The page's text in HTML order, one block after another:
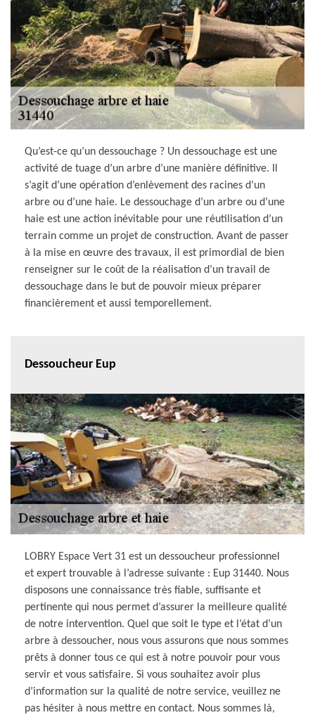
Qu’est-ce qu’un dessouchage ? Un dessouchage est une
activité de tuage d’un arbre d’une manière définitive. Il
s’agit d’une opération d’enlèvement des racines d’un
arbre ou d’une haie. Le dessouchage d’un arbre ou d’une
haie est une action inévitable pour une réutilisation d’un
terrain comme un projet de construction. Avant de passer
à la mise en œuvre des travaux, il est primordial de bien
renseigner sur le coût de la réalisation d’un travail de
dessouchage dans le but de pouvoir mieux préparer
financièrement et aussi temporellement.
Dessoucheur Eup
LOBRY Espace Vert 31 est un dessoucheur professionnel
et expert trouvable à l’adresse suivante : Eup 31440. Nous
disposons une connaissance très fiable, suffisante et
pertinente qui nous permet d’assurer la meilleure qualité
de notre intervention. Quel que soit le type et l’état d’un
arbre à dessoucher, nous vous assurons que nous sommes
prêts à donner tous ce qui est à notre pouvoir pour vous
servir et vous satisfaire. Si vous souhaitez avoir plus
d’information sur la qualité de notre service, veuillez ne
pas hésiter à nous mettre en contact. Nous sommes là,